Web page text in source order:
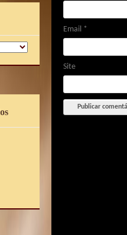
Email *
Site